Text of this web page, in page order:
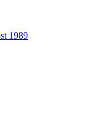
1989